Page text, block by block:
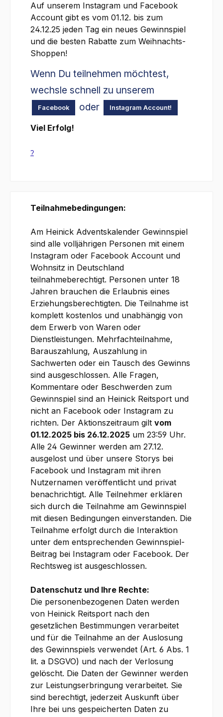
Auf unserem Instagram und Facebook
Account gibt es vom 01.12. bis zum
24.12.25 jeden Tag ein neues Gewinnspiel
und die besten Rabatte zum Weihnachts-
Shoppen!
Wenn Du teilnehmen möchtest,
wechsle schnell zu unserem
Facebook oder Instagram Account!
Viel Erfolg!
?
Teilnahmebedingungen:
Am Heinick Adventskalender Gewinnspiel
sind alle volljährigen Personen mit einem
Instagram oder Facebook Account und
Wohnsitz in Deutschland
teilnahmeberechtigt. Personen unter 18
Jahren brauchen die Erlaubnis eines
Erziehungsberechtigten. Die Teilnahme ist
komplett kostenlos und unabhängig von
dem Erwerb von Waren oder
Dienstleistungen. Mehrfachteilnahme,
Barauszahlung, Auszahlung in
Sachwerten oder ein Tausch des Gewinns
sind ausgeschlossen. Alle Fragen,
Kommentare oder Beschwerden zum
Gewinnspiel sind an Heinick Reitsport und
nicht an Facebook oder Instagram zu
richten. Der Aktionszeitraum gilt vom
01.12.2025 bis 26.12.2025 um 23:59 Uhr.
Alle 24 Gewinner werden am 27.12.
ausgelost und über unsere Storys bei
Facebook und Instagram mit ihren
Nutzernamen veröffentlicht und privat
benachrichtigt. Alle Teilnehmer erklären
sich durch die Teilnahme am Gewinnspiel
mit diesen Bedingungen einverstanden. Die
Teilnahme erfolgt durch die Interaktion
unter dem entsprechenden Gewinnspiel-
Beitrag bei Instagram oder Facebook. Der
Rechtsweg ist ausgeschlossen.
Datenschutz und Ihre Rechte:
Die personenbezogenen Daten werden
von Heinick Reitsport nach den
gesetzlichen Bestimmungen verarbeitet
und für die Teilnahme an der Auslosung
des Gewinnspiels verwendet (Art. 6 Abs. 1
lit. a DSGVO) und nach der Verlosung
gelöscht. Die Daten der Gewinner werden
zur Leistungserbringung verarbeitet. Sie
sind berechtigt, jederzeit Auskunft über
Ihre bei uns gespeicherten Daten zu